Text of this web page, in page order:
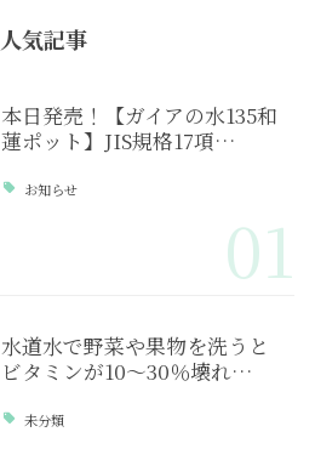
人気記事
本日発売！【ガイアの水135和
蓮ポット】JIS規格17項…
お知らせ
01
水道水で野菜や果物を洗うと
ビタミンが10～30％壊れ…
未分類